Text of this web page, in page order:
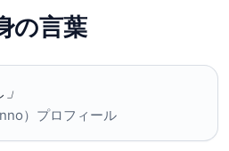
の言葉
）プロフィール